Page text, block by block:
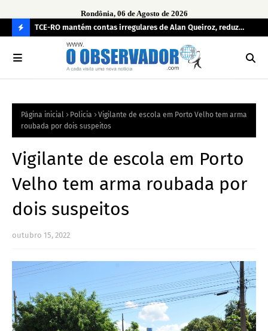
Rondônia, 06 de Agosto de 2026
O
R
TCE-RO mantém contas irregulares de Alan Queiroz, reduz
multa e caso pode gerar Inelegibilidade
Página inicial Policia
Vigilante de escola em Porto Velho tem arma
roubada por dois suspeitos
Vigilante de escola em Porto
Velho tem arma roubada por
dois suspeitos
outubro 15, 2022